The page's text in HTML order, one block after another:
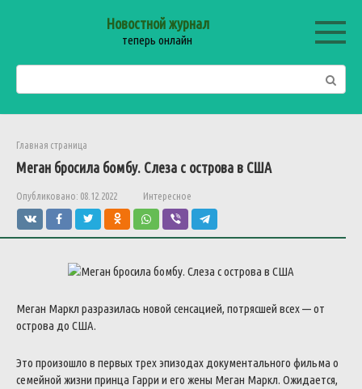
Новостной журнал
теперь онлайн
Главная страница
Меган бросила бомбу. Слеза с острова в США
Опубликовано: 08.12.2022 Интересное
Меган Маркл разразилась новой сенсацией, потрясшей всех — от
острова до США.
Это произошло в первых трех эпизодах документального фильма о
семейной жизни принца Гарри и его жены Меган Маркл. Ожидается,